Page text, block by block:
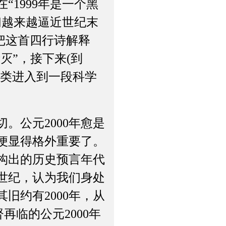
年是一个黑
来越逼近世纪末
这首四行诗解释
”，接下来(到
进入到一段科学
公元2000年愈是
得格外重要了。
出的历史预言年代
纪，认为我们身处
旧约有2000年，从
临的公元2000年